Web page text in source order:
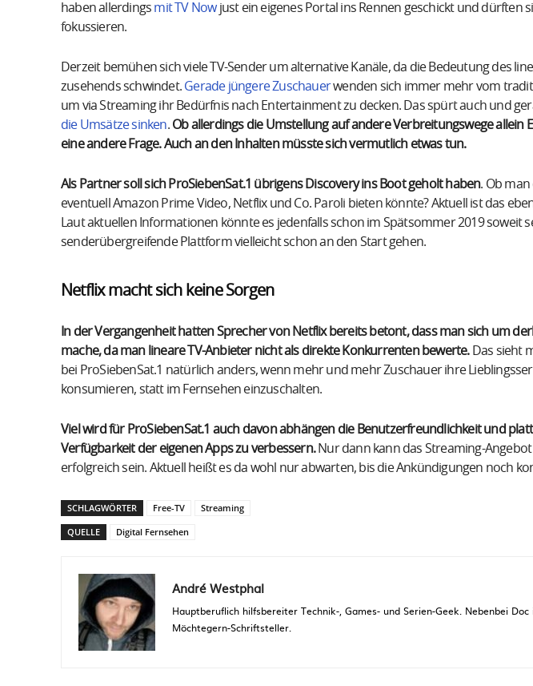
haben allerdings mit TV Nowjust ein eigenes Portal ins Rennen geschickt und dürften
fokussieren.
Derzeit bemühen sich viele TV-Sender um alternative Kanäle, da die Bedeutung des
zusehends schwindet. Gerade jüngere Zuschauerwenden sich immer mehr vom
um via Streaming ihr Bedürfnis nach Entertainment zu decken. Das spürt auch und
die Umsätze sinken. Ob allerdings die Umstellung auf andere Verbreitungswege allein
eine andere Frage. Auch an den Inhalten müsste sich vermutlich etwas tun.
Als Partner soll sich ProSiebenSat.1 übrigens Discovery ins Boot geholt haben. Ob
eventuell Amazon Prime Video, Netflix und Co. Paroli bieten könnte? Aktuell ist das
Laut aktuellen Informationen könnte es jedenfalls schon im Spätsommer 2019 soweit
senderübergreifende Plattform vielleicht schon an den Start gehen.
Netflix macht sich keine Sorgen
In der Vergangenheit hatten Sprecher von Netflix bereits betont, dass man sich um
mache, da man lineare TV-Anbieter nicht als direkte Konkurrenten bewerte.Das sieht
bei ProSiebenSat.1 natürlich anders, wenn mehr und mehr Zuschauer ihre
konsumieren, statt im Fernsehen einzuschalten.
Viel wird für ProSiebenSat.1 auch davon abhängen die Benutzerfreundlichkeit und
Verfügbarkeit der eigenen Apps zu verbessern.Nur dann kann das Streaming-
erfolgreich sein. Aktuell heißt es da wohl nur abwarten, bis die Ankündigungen noch
SCHLAGWÖRTER Free-TV
Streaming
QUELLE
Digital Fernsehen
André Westphal
Hauptberuflich hilfsbereiter Technik-, Games- und Serien-Geek. Nebenbei
Möchtegern-Schriftsteller.